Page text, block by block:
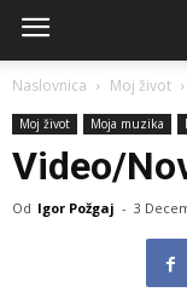
Naslovnica Moj život
Moj život Moja muzika
Video/
Od Igor Požgaj - 3